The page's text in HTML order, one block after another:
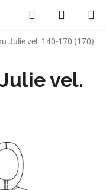
Search
CART
Julie vel. 140-170 (170)
vel.